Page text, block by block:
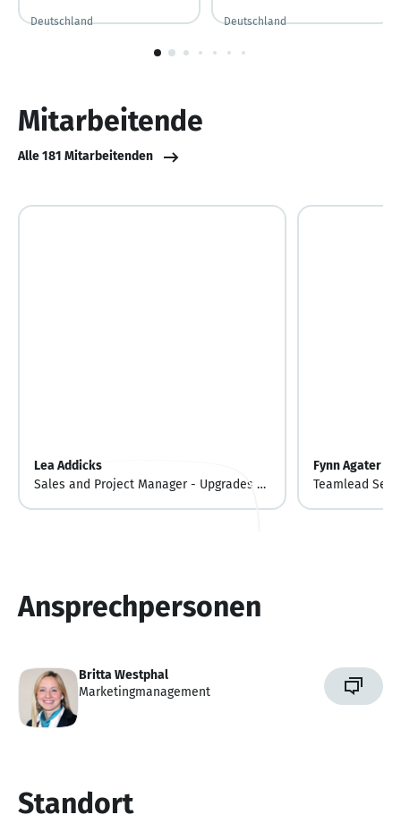
Deutschland Deutschland
1
Mitarbeitende
Alle 181 Mitarbeitenden
Lea Addicks
Sales and Project Manager - Upgrades &
Fynn Agater
Teamlead
Ansprechpersonen
Britta Westphal
Marketingmanagement
Standort